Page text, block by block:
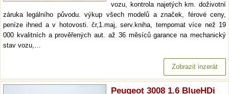
vozu, kontrola najetých km. doživotní
záruka legálního původu. výkup všech modelů a značek, férové ceny,
peníze ihned a v hotovosti. čr,1.maj, serv.kniha, tempomat více než 19
000 kvalitních a prověřených aut. až 36 měsíců garance na mechanický
stav vozu,…
Zobrazit inzerát
Peugeot 3008 1.6 BlueHDi